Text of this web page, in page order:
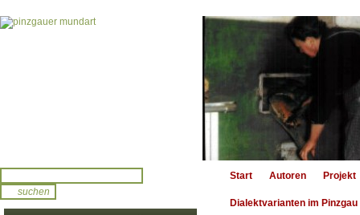
Start Autoren Projekt
Dialektvarianten im Pinzgau